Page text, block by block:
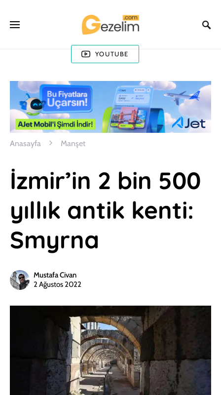
YOUTUBE
Anasayfa Manşet
İzmir’in 2 bin 500
yıllık antik kenti:
Smyrna
Mustafa Civan
2 Ağustos 2022